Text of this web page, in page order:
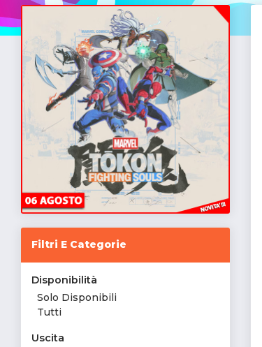
Filtri E Categorie
Disponibilità
Solo Disponibili
Tutti
Uscita